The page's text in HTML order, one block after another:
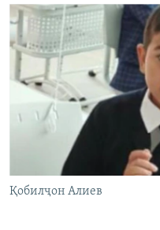
Қобилҷон Алиев